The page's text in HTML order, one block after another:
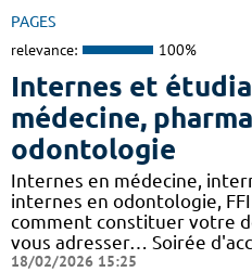
PAGES
relevance: 100%
Internes et
médecine,
odontologie
Internes en médecine,
internes en odontologie,
comment constituer votre
vous adresser… Soirée
18/02/2026 15:25